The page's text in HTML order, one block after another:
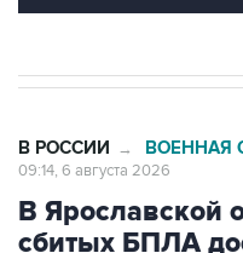
В РОССИИ → ВОЕННАЯ
09:14, 6 августа 2026
В Ярославской
сбитых БПЛА